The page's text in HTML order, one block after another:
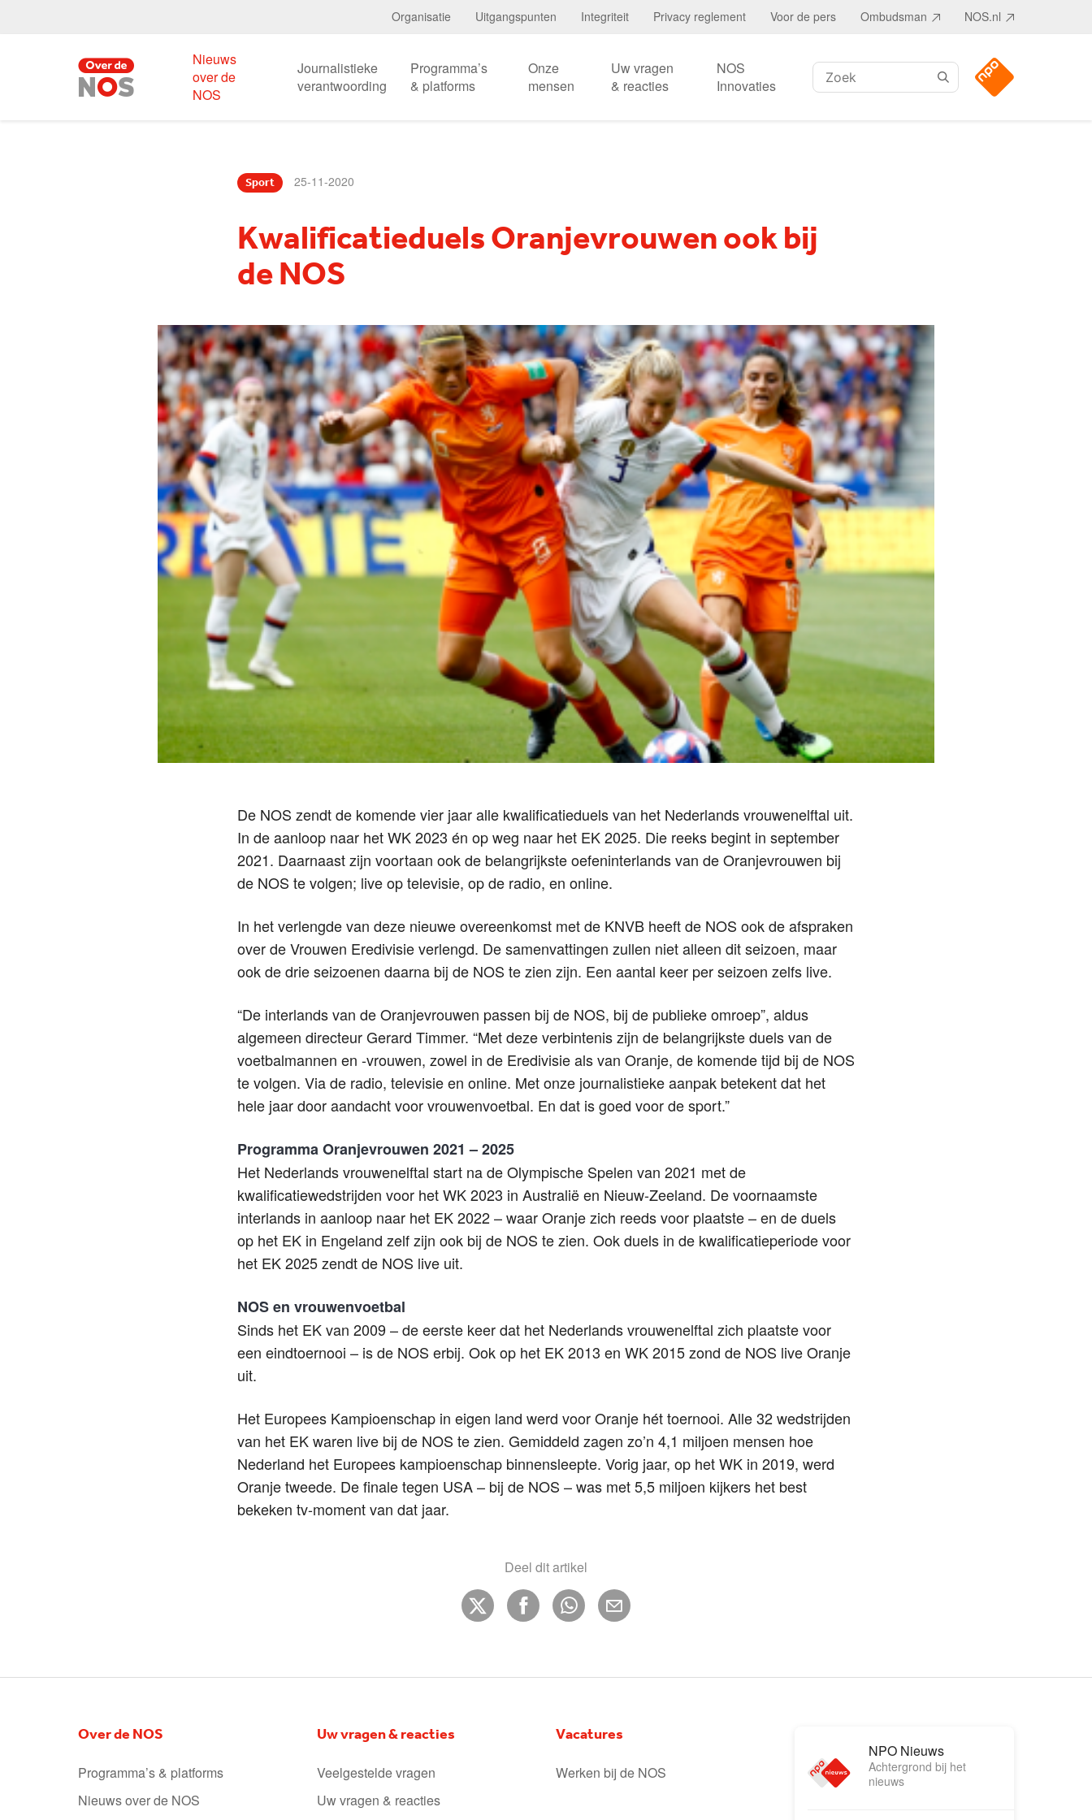
Organisatie Uitgangspunten Integriteit Privacy reglement Voor de pers Ombudsman NOS.nl
Nieuws
over de
NOS
Journalistieke
verantwoording
Programma’s
& platforms
Onze
mensen
Uw vragen
& reacties
NOS
Innovaties
Zoeken:
Sport 25-11-2020
Kwalificatieduels Oranjevrouwen ook bij
de NOS
De NOS zendt de komende vier jaar alle kwalificatieduels van het Nederlands vrouwenelftal uit.
In de aanloop naar het WK 2023 én op weg naar het EK 2025. Die reeks begint in september
2021. Daarnaast zijn voortaan ook de belangrijkste oefeninterlands van de Oranjevrouwen bij
de NOS te volgen; live op televisie, op de radio, en online.
In het verlengde van deze nieuwe overeenkomst met de KNVB heeft de NOS ook de afspraken
over de Vrouwen Eredivisie verlengd. De samenvattingen zullen niet alleen dit seizoen, maar
ook de drie seizoenen daarna bij de NOS te zien zijn. Een aantal keer per seizoen zelfs live.
“De interlands van de Oranjevrouwen passen bij de NOS, bij de publieke omroep”, aldus
algemeen directeur Gerard Timmer. “Met deze verbintenis zijn de belangrijkste duels van de
voetbalmannen en -vrouwen, zowel in de Eredivisie als van Oranje, de komende tijd bij de NOS
te volgen. Via de radio, televisie en online. Met onze journalistieke aanpak betekent dat het
hele jaar door aandacht voor vrouwenvoetbal. En dat is goed voor de sport.”
Programma Oranjevrouwen 2021 – 2025
Het Nederlands vrouwenelftal start na de Olympische Spelen van 2021 met de
kwalificatiewedstrijden voor het WK 2023 in Australië en Nieuw-Zeeland. De voornaamste
interlands in aanloop naar het EK 2022 – waar Oranje zich reeds voor plaatste – en de duels
op het EK in Engeland zelf zijn ook bij de NOS te zien. Ook duels in de kwalificatieperiode voor
het EK 2025 zendt de NOS live uit.
NOS en vrouwenvoetbal
Sinds het EK van 2009 – de eerste keer dat het Nederlands vrouwenelftal zich plaatste voor
een eindtoernooi – is de NOS erbij. Ook op het EK 2013 en WK 2015 zond de NOS live Oranje
uit.
Het Europees Kampioenschap in eigen land werd voor Oranje hét toernooi. Alle 32 wedstrijden
van het EK waren live bij de NOS te zien. Gemiddeld zagen zo’n 4,1 miljoen mensen hoe
Nederland het Europees kampioenschap binnensleepte. Vorig jaar, op het WK in 2019, werd
Oranje tweede. De finale tegen USA – bij de NOS – was met 5,5 miljoen kijkers het best
bekeken tv-moment van dat jaar.
Deel dit artikel
Over de NOS
Programma’s & platforms
Nieuws over de NOS
Uw vragen & reacties
Veelgestelde vragen
Uw vragen & reacties
Vacatures
Werken bij de NOS
NPO Nieuws
Achtergrond bij het
nieuws